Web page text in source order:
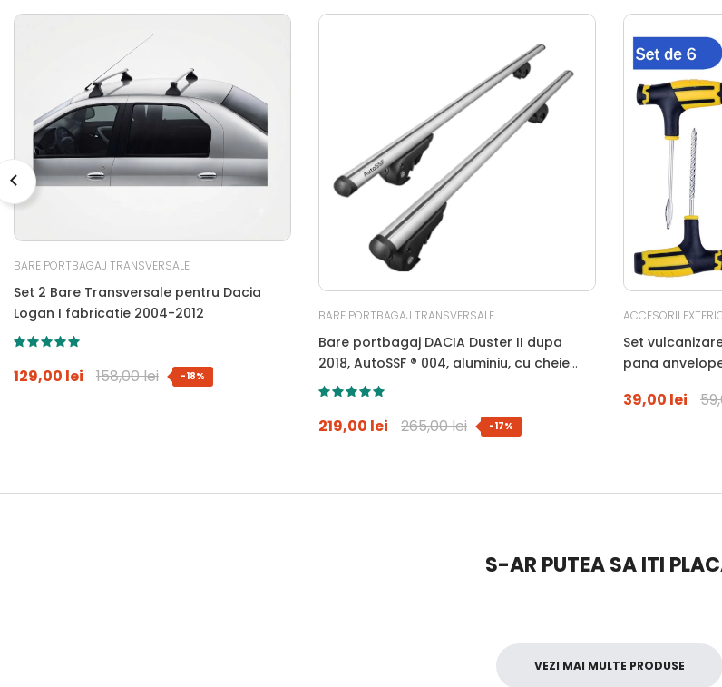
BARE PORTBAGAJ TRANSVERSALE
Set 2 Bare Transversale pentru Dacia
Logan I fabricatie 2004-2012
129,00 lei 158,00 lei -18%
BARE PORTBAGAJ TRANSVERSALE
Bare portbagaj DACIA Duster II dupa
2018, AutoSSF ® 004, aluminiu, cu cheie
antifurt si garnituri, montare pe barele
219,00 lei 265,00 lei -17%
ACCESORII
Set
pana
39,00 lei
S-AR PUTEA SA ITI
VEZI MAI MULTE PRODUSE